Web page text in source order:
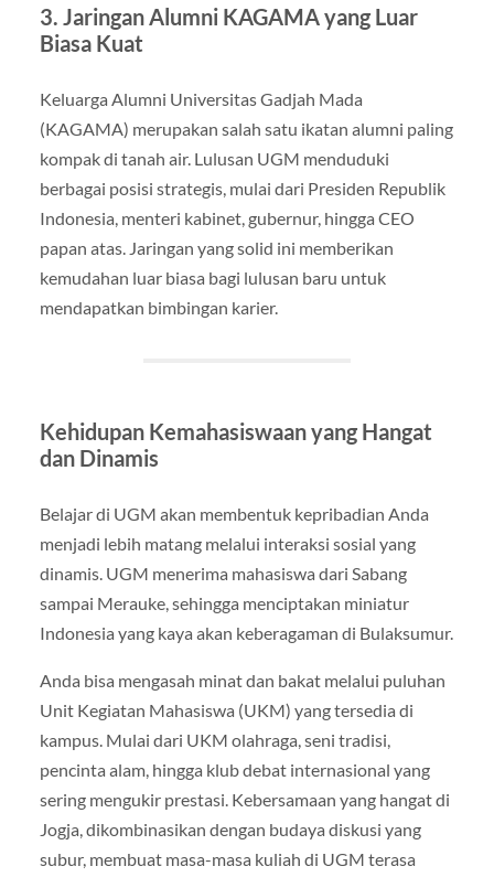
3. Jaringan Alumni KAGAMA yang Luar
Biasa Kuat
Keluarga Alumni Universitas Gadjah Mada
(KAGAMA) merupakan salah satu ikatan alumni paling
kompak di tanah air. Lulusan UGM menduduki
berbagai posisi strategis, mulai dari Presiden Republik
Indonesia, menteri kabinet, gubernur, hingga CEO
papan atas. Jaringan yang solid ini memberikan
kemudahan luar biasa bagi lulusan baru untuk
mendapatkan bimbingan karier.
Kehidupan Kemahasiswaan yang Hangat
dan Dinamis
Belajar di UGM akan membentuk kepribadian Anda
menjadi lebih matang melalui interaksi sosial yang
dinamis. UGM menerima mahasiswa dari Sabang
sampai Merauke, sehingga menciptakan miniatur
Indonesia yang kaya akan keberagaman di Bulaksumur.
Anda bisa mengasah minat dan bakat melalui puluhan
Unit Kegiatan Mahasiswa (UKM) yang tersedia di
kampus. Mulai dari UKM olahraga, seni tradisi,
pencinta alam, hingga klub debat internasional yang
sering mengukir prestasi. Kebersamaan yang hangat di
Jogja, dikombinasikan dengan budaya diskusi yang
subur, membuat masa-masa kuliah di UGM terasa